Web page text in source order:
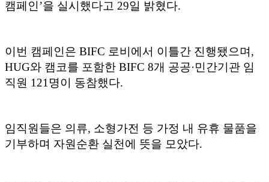
캠페인’을 실시했다고 29일 밝혔다.
이번 캠페인은 BIFC 로비에서 이틀간 진행됐으며,
HUG와 캠코를 포함한 BIFC 8개 공공·민간기관 임
직원 121명이 동참했다.
임직원들은 의류, 소형가전 등 가정 내 유휴 물품을
기부하며 자원순환 실천에 뜻을 모았다.